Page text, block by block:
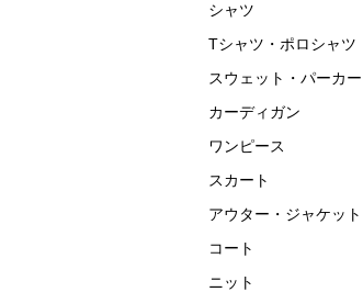
シャツ
Tシャツ・ポロシャツ
スウェット・パーカー
カーディガン
ワンピース
スカート
アウター・ジャケット
コート
ニット